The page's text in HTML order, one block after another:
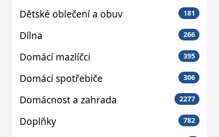
Dětské oblečení a obuv 181
Dílna 266
Domácí mazlíčci 395
Domácí spotřebiče 306
Domácnost a zahrada 2277
Doplňky 782